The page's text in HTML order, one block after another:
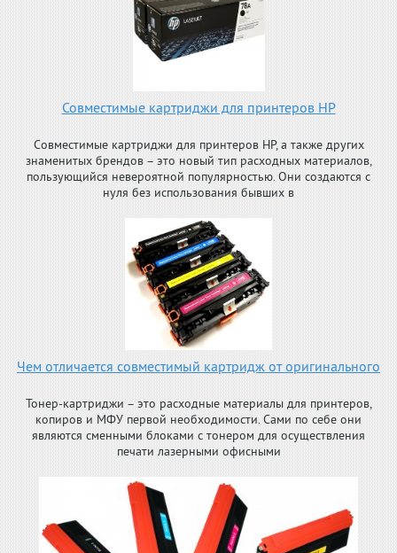
Совместимые картриджи для принтеров HP
Совместимые картриджи для принтеров HP, а также других
знаменитых брендов – это новый тип расходных материалов,
пользующийся невероятной популярностью. Они создаются с
нуля без использования бывших в
Чем отличается совместимый картридж от оригинального
Тонер-картриджи – это расходные материалы для принтеров,
копиров и МФУ первой необходимости. Сами по себе они
являются сменными блоками с тонером для осуществления
печати лазерными офисными